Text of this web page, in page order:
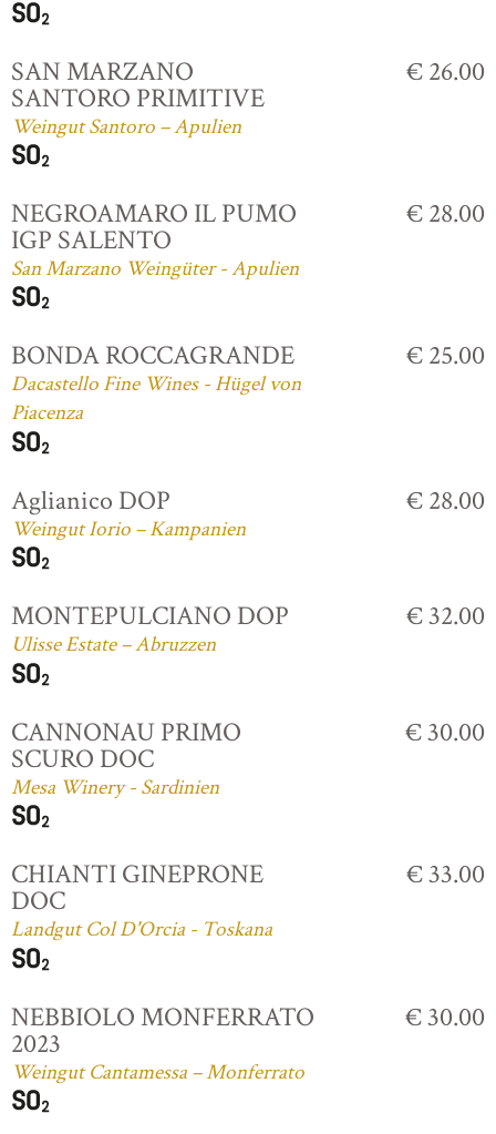
SAN MARZANO
SANTORO PRIMITIVE
Weingut Santoro – Apulien
€ 26.00
NEGROAMARO IL PUMO
IGP SALENTO
San Marzano Weingüter - Apulien
€ 28.00
BONDA ROCCAGRANDE
Dacastello Fine Wines - Hügel von
Piacenza
€ 25.00
Aglianico DOP
Weingut Iorio – Kampanien
€ 28.00
MONTEPULCIANO DOP
Ulisse Estate – Abruzzen
€ 32.00
CANNONAU PRIMO
SCURO DOC
Mesa Winery - Sardinien
€ 30.00
CHIANTI GINEPRONE
DOC
Landgut Col D'Orcia - Toskana
€ 33.00
NEBBIOLO MONFERRATO
2023
Weingut Cantamessa – Monferrato
€ 30.00